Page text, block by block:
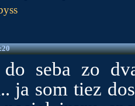
seba zo
ja som tiez